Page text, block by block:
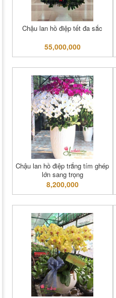
Chậu lan hồ điệp tết đa sắc
55,000,000
Chậu lan hồ điệp trắng tím ghép
lớn sang trọng
8,200,000